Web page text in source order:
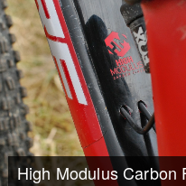
High Modulus Carbon